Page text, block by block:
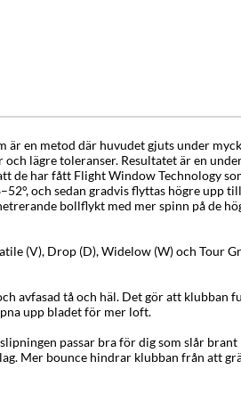
är en metod där huvudet gjuts under
lägre toleranser. Resultatet är en
de har fått Flight Window Technology
och sedan gradvis flyttas högre upp
bollflykt med mer spinn på de
(V), Drop (D), Widelow (W) och Tour
avfasad tå och häl. Det gör att klubban
upp bladet för mer loft.
passar bra för dig som slår brant
Mer bounce hindrar klubban från att